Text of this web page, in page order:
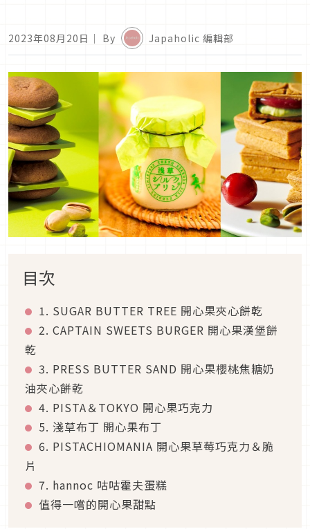
2023年08月20日 ｜ By Japaholic 編輯部
目次
1. SUGAR BUTTER TREE 開心果夾心餅乾
2. CAPTAIN SWEETS BURGER 開心果漢堡餅
乾
3. PRESS BUTTER SAND 開心果櫻桃焦糖奶
油夾心餅乾
4. PISTA＆TOKYO 開心果巧克力
5. 淺草布丁 開心果布丁
6. PISTACHIOMANIA 開心果草莓巧克力＆脆
片
7. hannoc 咕咕霍夫蛋糕
值得一嚐的開心果甜點